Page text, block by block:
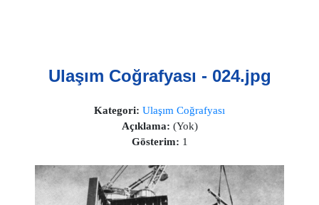
Ulaşım Coğrafyası - 024.jpg
Kategori: Ulaşım Coğrafyası
Açıklama: (Yok)
Gösterim: 1